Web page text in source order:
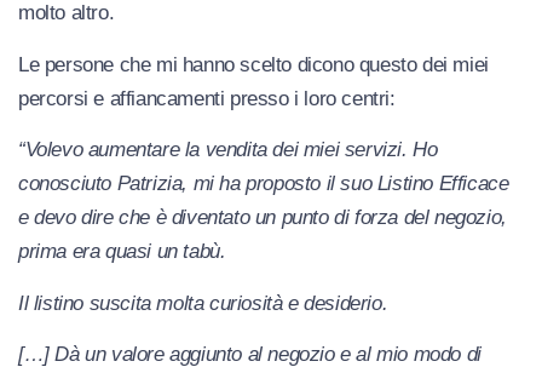
molto altro.
Le persone che mi hanno scelto dicono questo dei miei
percorsi e affiancamenti presso i loro centri:
“Volevo aumentare la vendita dei miei servizi. Ho
conosciuto Patrizia, mi ha proposto il suo Listino Efficace
e devo dire che è diventato un punto di forza del negozio,
prima era quasi un tabù.
Il listino suscita molta curiosità e desiderio.
[…] Dà un valore aggiunto al negozio e al mio modo di